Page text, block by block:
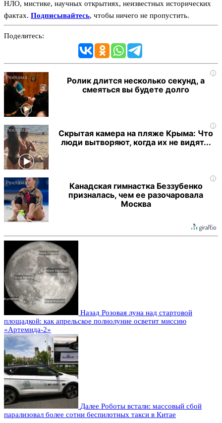
НЛО, мистике, научных открытиях, неизвестных исторических
фактах. Подписывайтесь, чтобы ничего не пропустить.
Поделитесь:
i
Ролик длится несколько секунд, а
смеяться вы будете долго
i
Скрытая камера на пляже Крыма: Что
люди вытворяют, когда их не видят...
i
Канадская гимнастка Беззубенко
призналась, чем ее разочаровала
Москва
Назад Розовая луна над стартовой
площадкой: как апрельское полнолуние осветит миссию
«Артемида-2»
Далее Роботы встали: массовый сбой
парализовал более сотни беспилотных такси в Китае